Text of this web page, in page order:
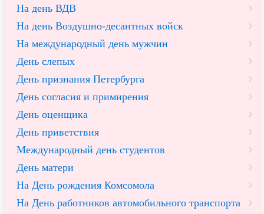
На день ВДВ
На день Воздушно-десантных войск
На международный день мужчин
День слепых
День признания Петербурга
День согласия и примирения
День оценщика
День приветствия
Международный день студентов
День матери
На День рождения Комсомола
На День работников автомобильного транспорта